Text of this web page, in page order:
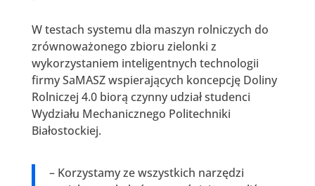
W testach systemu dla maszyn rolniczych do
zrównoważonego zbioru zielonki z
wykorzystaniem inteligentnych technologii
firmy SaMASZ wspierających koncepcję Doliny
Rolniczej 4.0 biorą czynny udział studenci
Wydziału Mechanicznego Politechniki
Białostockiej.
– Korzystamy ze wszystkich narzędzi